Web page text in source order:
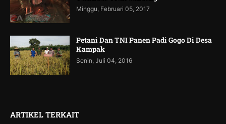
Minggu, Februari 05, 2017
Petani Dan TNI Panen Padi Gogo Di Desa
Kampak
Senin, Juli 04, 2016
ARTIKEL TERKAIT